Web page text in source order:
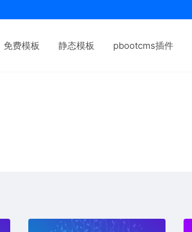
免费模板 静态模板 pbootcms插件